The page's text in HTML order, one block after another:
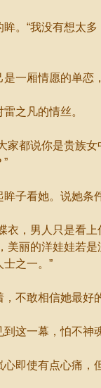
“我没有想太多
厢情愿的单恋，
之凡的情丝。
都说你是贵族女
看她。说她条
，男人只是看上
美丽的洋娃娃若
之一。”
敢相信她最好的
一幕，怕不神魂
使有点心痛，但